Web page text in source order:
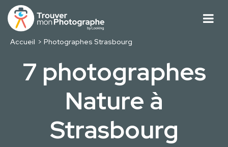
Accueil Photographes Strasbourg
7 photographes
Nature à
Strasbourg